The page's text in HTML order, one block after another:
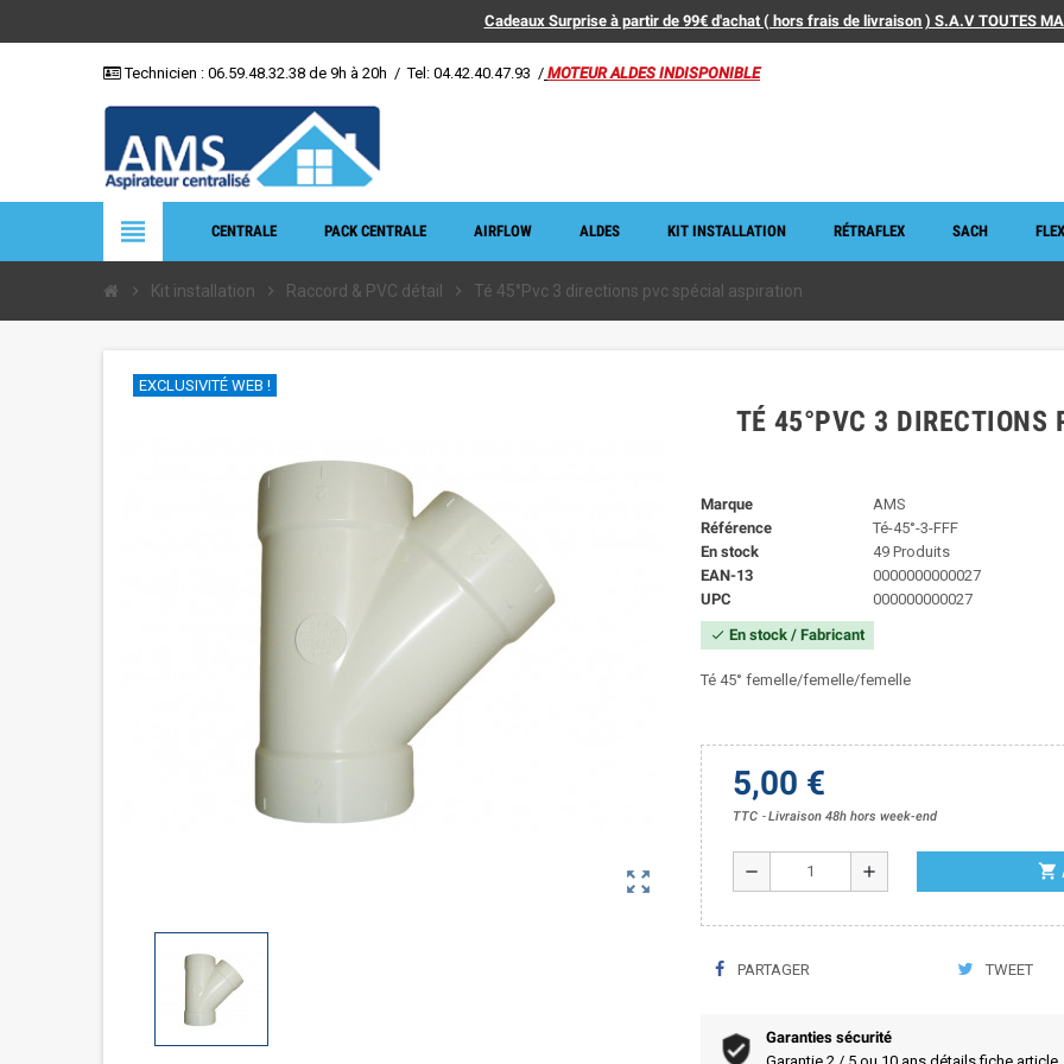
Cadeaux Surprise à partir de 99€ d'achat ( hors frais de livraison ) S.A.V TOUTES
Technicien : 06.59.48.32.38 de 9h à 20h / Tel: 04.42.40.47.93 / MOTEUR ALDES INDISPONIBLE
view_headline CENTRALE PACK CENTRALE AIRFLOW ALDES KIT INSTALLATION RÉTRAFLEX SACH
chevron_right Kit installation chevron_right Raccord & PVC détail chevron_right Té 45°Pvc 3 directions pvc spécial aspiration
zoom_out_map
EXCLUSIVITÉ WEB !
TÉ 45°PVC 3 DIRECTIONS
Marque
AMS
Référence
Té-45°-3-FFF
En stock
49 Produits
EAN-13
0000000000027
UPC
000000000027
check En stock / Fabricant
Té 45° femelle/femelle/femelle
5,00 €
TTC Livraison 48h hors week-end
remove add shopping_cart
PARTAGER TWEET
Garanties sécurité